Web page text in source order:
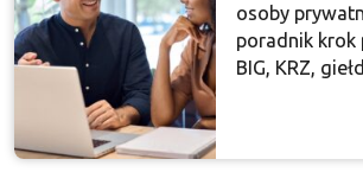
osoby
poradnik krok
BIG, KRZ,